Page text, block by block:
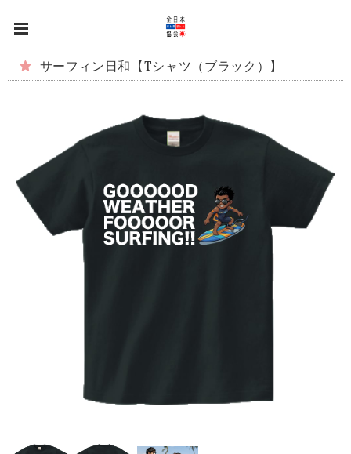
サーフィン日和【Tシャツ（ブラック）】